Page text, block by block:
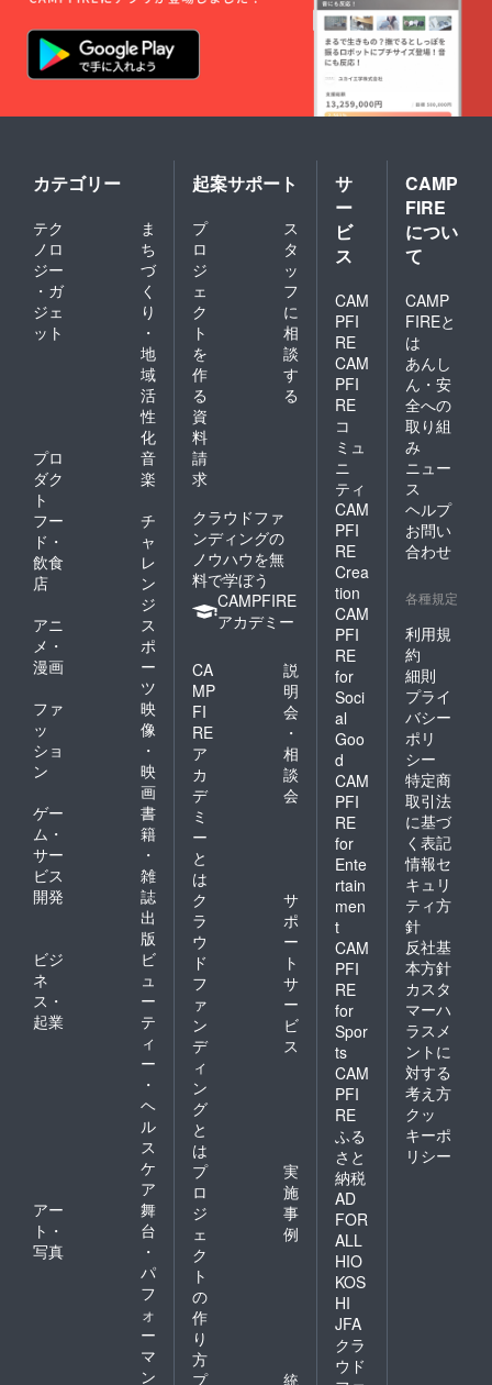
カテゴリー
テク
ノロ
ジー
・ガ
ジェ
ット
ま
ち
づ
く
り
・
地
域
活
性
化
プロ
ダク
ト
音
楽
フー
ド・
飲食
店
チ
ャ
レ
ン
ジ
アニ
メ・
漫画
ス
ポ
ー
ツ
ファ
ッ
ショ
ン
映
像
・
映
画
ゲー
ム・
サー
ビス
開発
書
籍
・
雑
誌
出
版
ビジ
ネ
ス・
起業
ビ
ュ
ー
テ
ィ
ー
・
ヘ
ル
ス
ケ
ア
アー
ト・
写真
舞
台
・
パ
フ
ォ
ー
マ
ン
起案サポート
プ
ロ
ジ
ェ
ク
ト
を
作
る
ス
タ
ッ
フ
に
相
談
す
る
資
料
請
求
クラウドファ
ンディングの
ノウハウを無
料で学ぼう
CAMPFIRE
アカデミー
CA
MP
FI
RE
ア
カ
デ
ミ
ー
と
は
説
明
会
・
相
談
会
ク
ラ
ウ
ド
フ
ァ
ン
デ
ィ
ン
グ
と
は
サ
ポ
ー
ト
サ
ー
ビ
ス
プ
ロ
ジ
ェ
ク
ト
の
作
り
方
実
施
事
例
プ
統
サ
ー
ビ
ス
CAM
PFI
RE
CAM
PFI
RE
コ
ミュ
ニ
ティ
CAM
PFI
RE
Crea
tion
CAM
PFI
RE
for
Soci
al
Goo
d
CAM
PFI
RE
for
Ente
rtain
men
t
CAM
PFI
RE
for
Spor
ts
CAM
PFI
RE
ふる
さと
納税
AD
FOR
ALL
HIO
KOS
HI
JFA
クラ
ウド
CAMP
FIRE
につい
て
CAMP
FIREと
は
あんし
ん・安
全への
取り組
み
ニュー
ス
ヘルプ
お問い
合わせ
各種規定
利用規
約
細則
プライ
バシー
ポリ
シー
特定商
取引法
に基づ
く表記
情報セ
キュリ
ティ方
針
反社基
本方針
カスタ
マーハ
ラスメ
ントに
対する
考え方
クッ
キーポ
リシー